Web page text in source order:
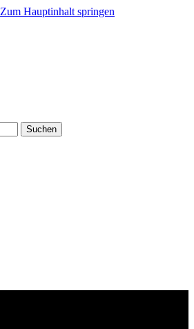
Zum Hauptinhalt springen
Suchen